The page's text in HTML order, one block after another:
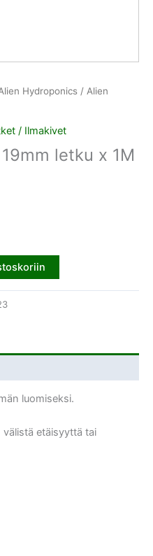
Hydroponics / Alien
/ Ilmakivet
letku x 1M
luomiseksi.
välistä etäisyyttä tai